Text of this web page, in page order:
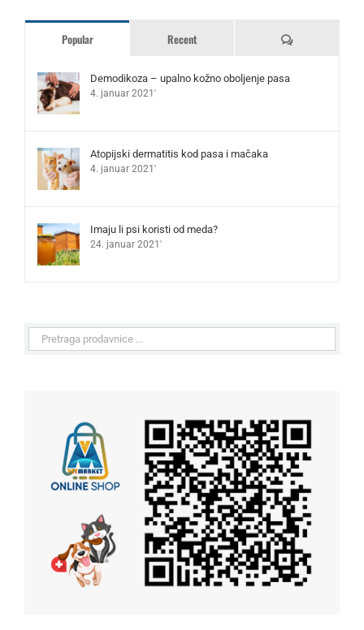
Popular Recent Komentari
Demodikoza – upalno kožno oboljenje pasa
4. januar 2021'
Atopijski dermatitis kod pasa i mačaka
4. januar 2021'
Imaju li psi koristi od meda?
24. januar 2021'